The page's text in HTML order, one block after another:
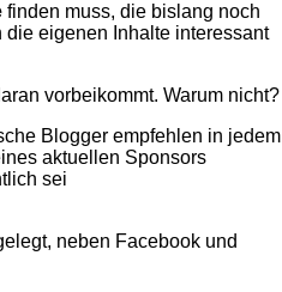
finden muss, die bislang noch
eigenen Inhalte interessant
vorbeikommt. Warum nicht?
Blogger empfehlen in jedem
aktuellen Sponsors
sei
neben Facebook und